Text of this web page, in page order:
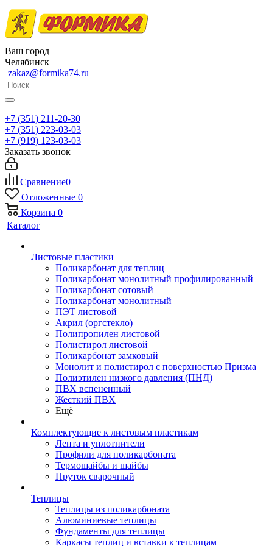
Ваш город
Челябинск
zakaz@formika74.ru
+7 (351) 211-20-30
+7 (351) 223-03-03
+7 (919) 123-03-03
Заказать звонок
Сравнение0
Отложенные 0
Корзина 0
Каталог
Листовые пластики
Поликарбонат для теплиц
Поликарбонат монолитный профилированный
Поликарбонат сотовый
Поликарбонат монолитный
ПЭТ листовой
Акрил (оргстекло)
Полипропилен листовой
Полистирол листовой
Поликарбонат замковый
Монолит и полистирол с поверхностью Призма
Полиэтилен низкого давления (ПНД)
ПВХ вспененный
Жесткий ПВХ
Ещё
Комплектующие к листовым пластикам
Лента и уплотнители
Профили для поликарбоната
Термошайбы и шайбы
Пруток сварочный
Теплицы
Теплицы из поликарбоната
Алюминиевые теплицы
Фундаменты для теплицы
Каркасы теплиц и вставки к теплицам